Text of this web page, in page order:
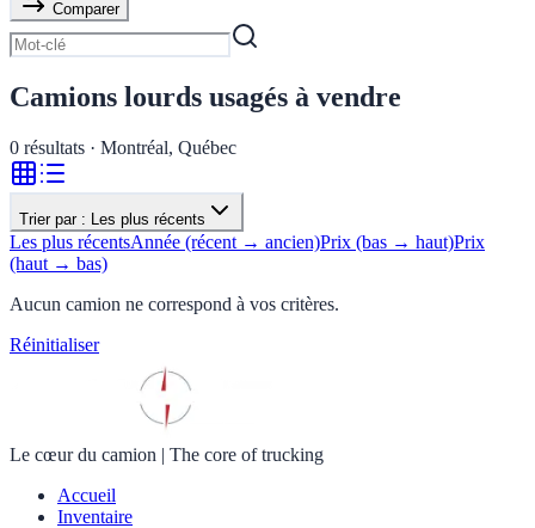
Comparer
Camions lourds usagés à vendre
0 résultats · Montréal, Québec
Trier par : Les plus récents
Les plus récentsAnnée (récent → ancien)Prix (bas → haut)Prix
(haut → bas)
Aucun camion ne correspond à vos critères.
Réinitialiser
Le cœur du camion | The core of trucking
Accueil
Inventaire